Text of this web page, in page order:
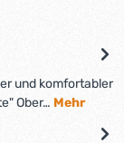
und komfortabler
Ober… Mehr